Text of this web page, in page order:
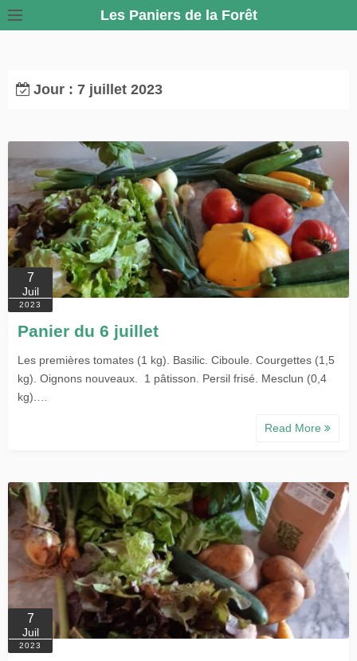
k
Les Paniers de la Forêt
Jour : 7 juillet 2023
7
Juil
2023
Panier du 6 juillet
Les premières tomates (1 kg). Basilic. Ciboule. Courgettes (1,5
kg). Oignons nouveaux. 1 pâtisson. Persil frisé. Mesclun (0,4
kg).…
Read More
7
Juil
2023